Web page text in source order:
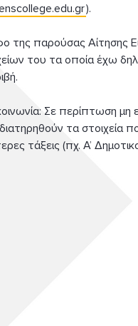
).
της παρούσας Αίτησης
του τα οποία έχω
Σε περίπτωση
τα
τάξεις (πχ. Α’